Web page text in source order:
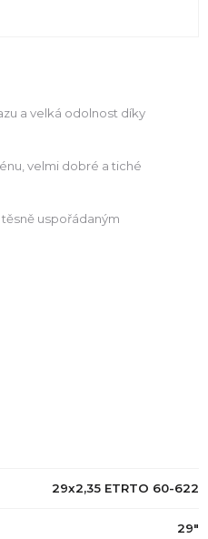
a velká odolnost díky
velmi dobré a tiché
uspořádaným
29x2,35 ETRTO 60-622
29"